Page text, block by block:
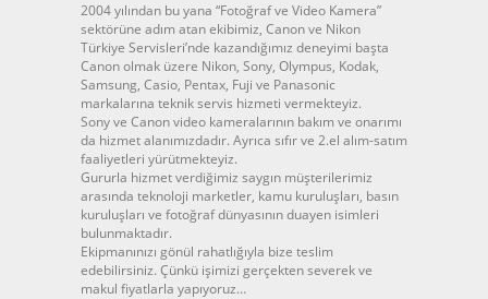
2004 yılından bu yana “Fotoğraf ve Video Kamera”
sektörüne adım atan ekibimiz, Canon ve Nikon
Türkiye Servisleri’nde kazandığımız deneyimi başta
Canon olmak üzere Nikon, Sony, Olympus, Kodak,
Samsung, Casio, Pentax, Fuji ve Panasonic
markalarına teknik servis hizmeti vermekteyiz.
Sony ve Canon video kameralarının bakım ve onarımı
da hizmet alanımızdadır. Ayrıca sıfır ve 2.el alım-satım
faaliyetleri yürütmekteyiz.
Gururla hizmet verdiğimiz saygın müşterilerimiz
arasında teknoloji marketler, kamu kuruluşları, basın
kuruluşları ve fotoğraf dünyasının duayen isimleri
bulunmaktadır.
Ekipmanınızı gönül rahatlığıyla bize teslim
edebilirsiniz. Çünkü işimizi gerçekten severek ve
makul fiyatlarla yapıyoruz…